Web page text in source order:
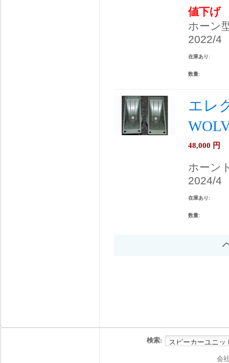
値下げ
ホーン
2022/4
在庫あり:
数量:
エレ
48,000 円
ホーン
2024/4
在庫あり:
数量:
検索:
会